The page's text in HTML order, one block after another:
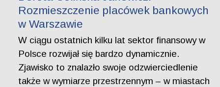
Rozmieszczenie placówek bankowych
w Warszawie
W ciągu ostatnich kilku lat sektor finansowy w
Polsce rozwijał się bardzo dynamicznie.
Zjawisko to znalazło swoje odzwierciedlenie
także w wymiarze przestrzennym – w miastach